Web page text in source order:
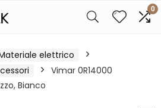
0
elettrico
Vimar 0R14000
Bianco